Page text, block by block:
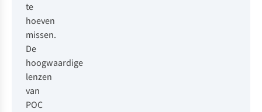
te
hoeven
missen.
De
hoogwaardige
lenzen
van
POC